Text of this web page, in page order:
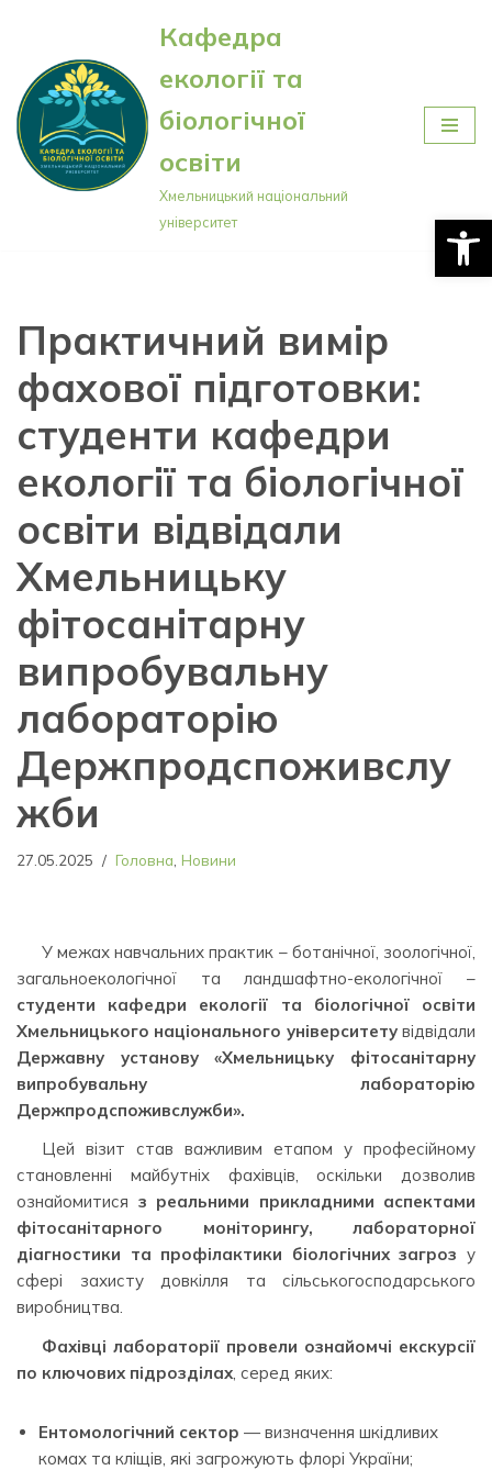
Перейти
до
вмісту
Кафедра
екології та
біологічної
освіти
Хмельницький національний
університет
Практичний вимір
фахової підготовки:
студенти кафедри
екології та біологічної
освіти відвідали
Хмельницьку
фітосанітарну
випробувальну
лабораторію
Держпродспоживслу
жби
27.05.2025 Головна Новини
У межах навчальних практик – ботанічної, зоологічної,
загальноекологічної та ландшафтно-екологічної –
студенти кафедри екології та біологічної освіти
Хмельницького національного університетувідвідали
Державну установу «Хмельницьку фітосанітарну
випробувальну лабораторію
Держпродспоживслужби».
Цей візит став важливим етапом у професійному
становленні майбутніх фахівців, оскільки дозволив
ознайомитися з реальними прикладними аспектами
фітосанітарного моніторингу, лабораторної
діагностики та профілактики біологічних загроз у
сфері захисту довкілля та сільськогосподарського
виробництва.
Фахівці лабораторії провели ознайомчі екскурсії
по ключових підрозділах , серед яких:
Ентомологічний сектор — визначення шкідливих
комах та кліщів, які загрожують флорі України;